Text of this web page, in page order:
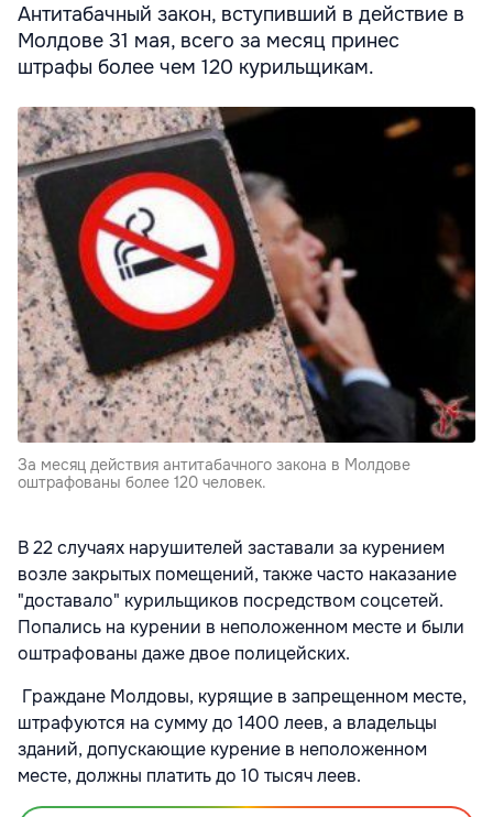
Антитабачный закон, вступивший в действие в
Молдове 31 мая, всего за месяц принес
штрафы более чем 120 курильщикам.
За месяц действия антитабачного закона в Молдове
оштрафованы более 120 человек.
В 22 случаях нарушителей заставали за курением
возле закрытых помещений, также часто наказание
"доставало" курильщиков посредством соцсетей.
Попались на курении в неположенном месте и были
оштрафованы даже двое полицейских.
Граждане Молдовы, курящие в запрещенном месте,
штрафуются на сумму до 1400 леев, а владельцы
зданий, допускающие курение в неположенном
месте, должны платить до 10 тысяч леев.